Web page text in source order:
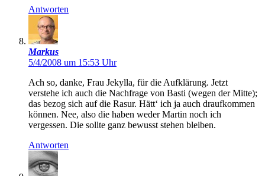
Antworten
Markus
5/4/2008 um 15:53 Uhr
Ach so, danke, Frau Jekylla, für die Aufklärung. Jetzt
verstehe ich auch die Nachfrage von Basti (wegen der Mitte);
das bezog sich auf die Rasur. Hätt‘ ich ja auch draufkommen
können. Nee, also die haben weder Martin noch ich
vergessen. Die sollte ganz bewusst stehen bleiben.
Antworten